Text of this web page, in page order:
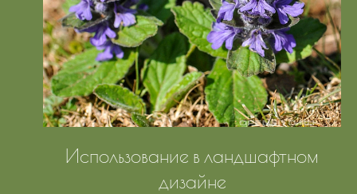
Использование в ландшафтном
дизайне